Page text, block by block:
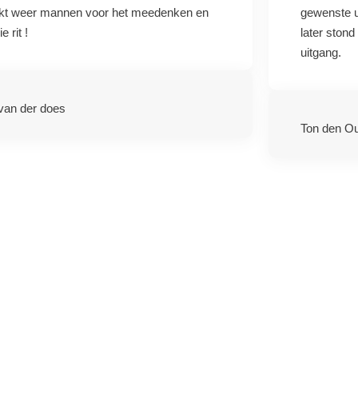
weer mannen voor het meedenken en
rit !
der does
gewenste
later
uitgang.
Ton den